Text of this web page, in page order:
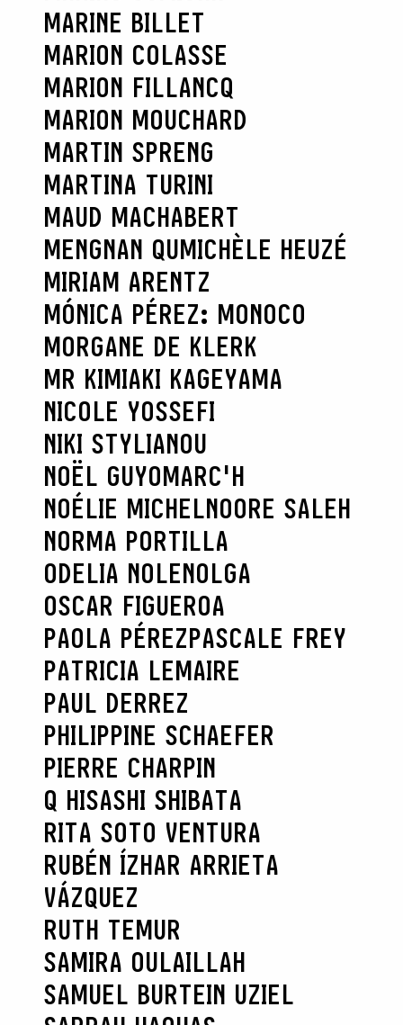
MARINE BILLET
MARION COLASSE
MARION FILLANCQ
MARION MOUCHARD
MARTIN SPRENG
MARTINA TURINI
MAUD MACHABERT
MENGNAN QUMICHÈLE HEUZÉ
MIRIAM ARENTZ
MÓNICA PÉREZ: MONOCO
MORGANE DE KLERK
MR KIMIAKI KAGEYAMA
NICOLE YOSSEFI
NIKI STYLIANOU
NOËL GUYOMARC'H
NOÉLIE MICHELNOORE SALEH
NORMA PORTILLA
ODELIA NOLENOLGA
OSCAR FIGUEROA
PAOLA PÉREZPASCALE FREY
PATRICIA LEMAIRE
PAUL DERREZ
PHILIPPINE SCHAEFER
PIERRE CHARPIN
Q HISASHI SHIBATA
RITA SOTO VENTURA
RUBÉN ÍZHAR ARRIETA
VÁZQUEZ
RUTH TEMUR
SAMIRA OULAILLAH
SAMUEL BURTEIN UZIEL